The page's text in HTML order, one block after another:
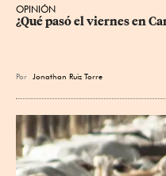
OPINIÓN
¿Qué pasó el viernes en
Por Jonathan Ruiz Torre